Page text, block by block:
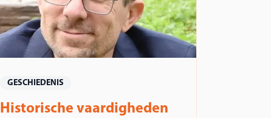
GESCHIEDENIS
Historische vaardigheden